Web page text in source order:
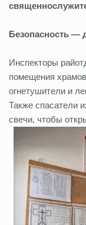
Безопасность —
Инспекторы
помещения
огнетушители и
Также спасатели
свечи, чтобы